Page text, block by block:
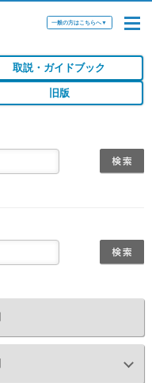
一般の方はこちらへ▼
取説・ガイドブック
旧版